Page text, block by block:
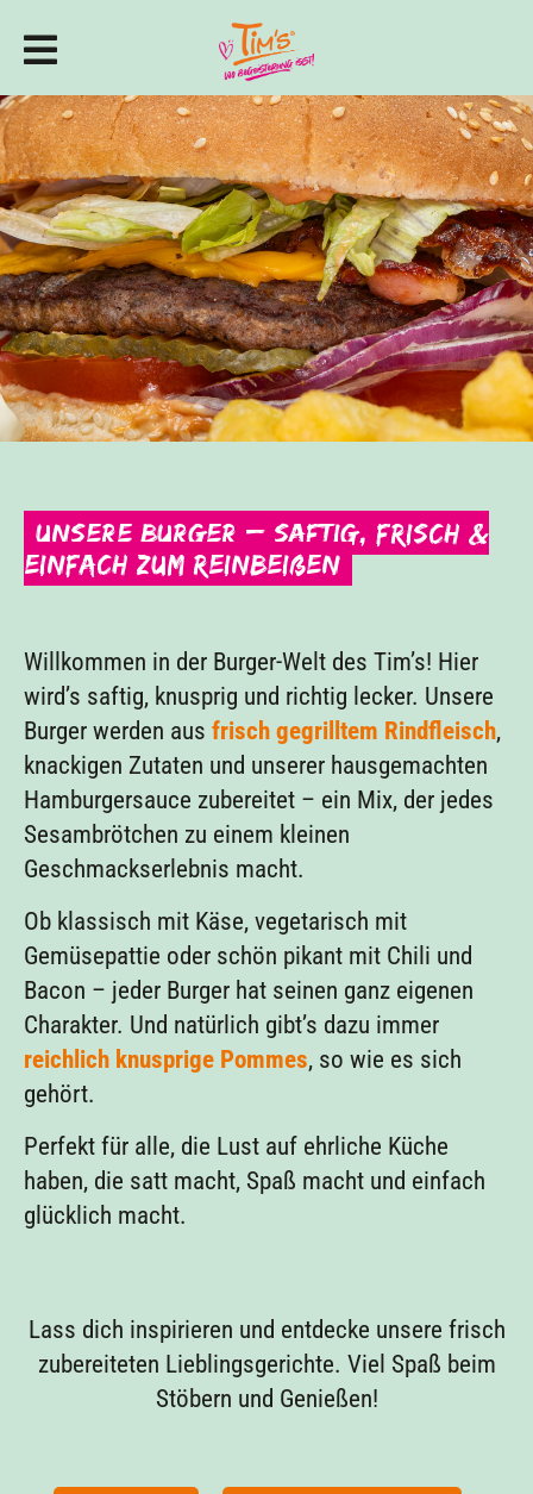
Unsere Burger – saftig, frisch &
einfach zum Reinbeißen
Willkommen in der Burger-Welt des Tim’s! Hier
wird’s saftig, knusprig und richtig lecker. Unsere
Burger werden aus frisch gegrilltem Rindfleisch,
knackigen Zutaten und unserer hausgemachten
Hamburgersauce zubereitet – ein Mix, der jedes
Sesambrötchen zu einem kleinen
Geschmackserlebnis macht.
Ob klassisch mit Käse, vegetarisch mit
Gemüsepattie oder schön pikant mit Chili und
Bacon – jeder Burger hat seinen ganz eigenen
Charakter. Und natürlich gibt’s dazu immer
reichlich knusprige Pommes, so wie es sich
gehört.
Perfekt für alle, die Lust auf ehrliche Küche
haben, die satt macht, Spaß macht und einfach
glücklich macht.
Lass dich inspirieren und entdecke unsere frisch
zubereiteten Lieblingsgerichte. Viel Spaß beim
Stöbern und Genießen!